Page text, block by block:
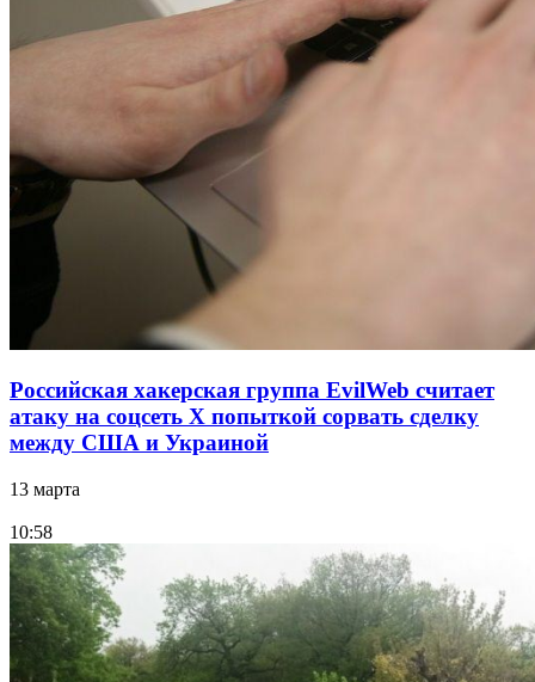
Российская хакерская группа EvilWeb считает
атаку на соцсеть Х попыткой сорвать сделку
между США и Украиной
13 марта
10:58